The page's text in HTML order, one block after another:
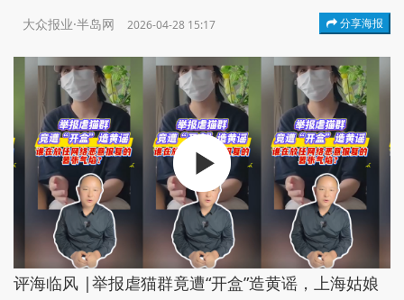
大众报业·半岛网 2026-04-28 15:17 分享海报
评海临风 |举报虐猫群竟遭“开盒”造黄谣，上海姑娘